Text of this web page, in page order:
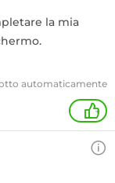
la mia
automaticamente
+